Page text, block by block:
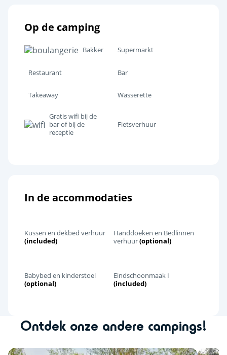
Op de camping
Bakker Supermarkt
Restaurant Bar
Takeaway Wasserette
Gratis wifi bij de
bar of bij de
receptie
Fietsverhuur
In de accommodaties
Kussen en dekbed verhuur
(included)
Handdoeken en Bedlinnen
verhuur(optional)
Babybed en kinderstoel
(optional)
Eindschoonmaak I
(included)
Ontdek onze andere campings!